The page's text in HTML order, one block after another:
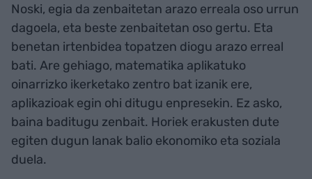
Noski, egia da zenbaitetan arazo erreala oso urrun
dagoela, eta beste zenbaitetan oso gertu. Eta
benetan irtenbidea topatzen diogu arazo erreal
bati. Are gehiago, matematika aplikatuko
oinarrizko ikerketako zentro bat izanik ere,
aplikazioak egin ohi ditugu enpresekin. Ez asko,
baina baditugu zenbait. Horiek erakusten dute
egiten dugun lanak balio ekonomiko eta soziala
duela.